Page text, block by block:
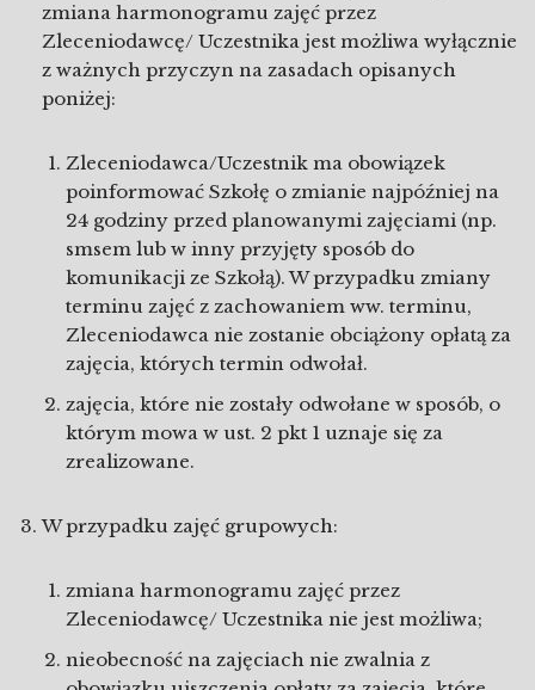
zmiana harmonogramu zajęć przez
Zleceniodawcę/ Uczestnika jest możliwa wyłącznie
z ważnych przyczyn na zasadach opisanych
poniżej:
Zleceniodawca/Uczestnik ma obowiązek
poinformować Szkołę o zmianie najpóźniej na
24 godziny przed planowanymi zajęciami (np.
smsem lub w inny przyjęty sposób do
komunikacji ze Szkołą). W przypadku zmiany
terminu zajęć z zachowaniem ww. terminu,
Zleceniodawca nie zostanie obciążony opłatą za
zajęcia, których termin odwołał.
zajęcia, które nie zostały odwołane w sposób, o
którym mowa w ust. 2 pkt 1 uznaje się za
zrealizowane.
W przypadku zajęć grupowych:
zmiana harmonogramu zajęć przez
Zleceniodawcę/ Uczestnika nie jest możliwa;
nieobecność na zajęciach nie zwalnia z